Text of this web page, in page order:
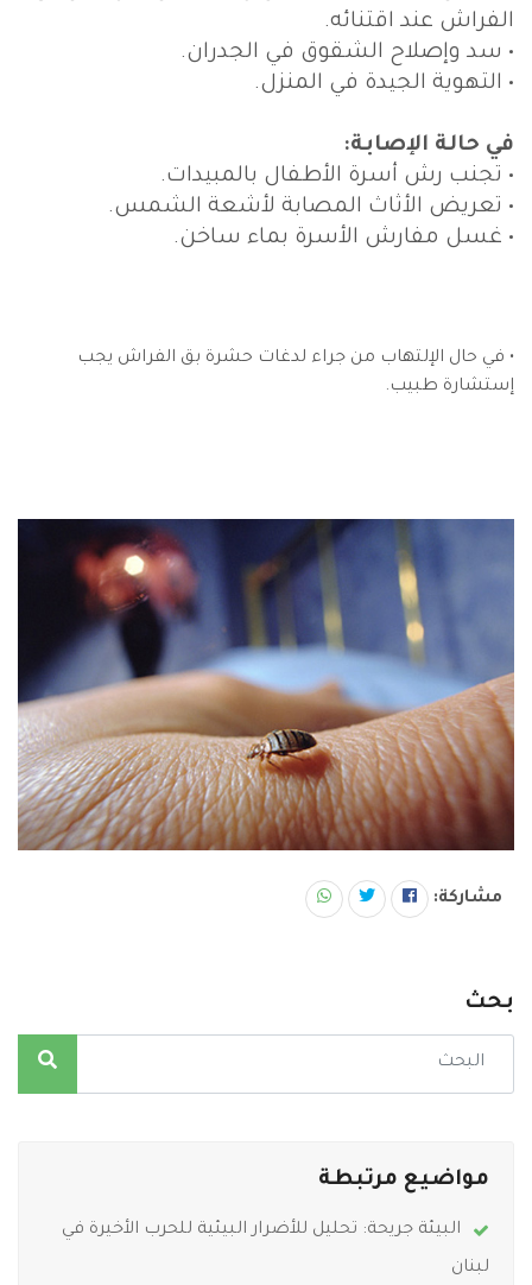
الفراش عند اقتنائه.
• سد وإصلاح الشقوق في الجدران.
• التهوية الجيدة في المنزل.
في حالة الإصابة:
• تجنب رش أسرة الأطفال بالمبيدات.
• تعريض الأثاث المصابة لأشعة الشمس.
• غسل مفارش الأسرة بماء ساخن.
• في حال الإلتهاب من جراء لدغات حشرة بق الفراش يجب
إستشارة طبيب.
مشاركة:
بحث
مواضيع مرتبطة
البيئة جريحة: تحليل للأضرار البيئية للحرب الأخيرة في
لبنان